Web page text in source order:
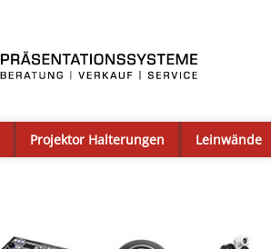
Projektor Halterungen Leinwände